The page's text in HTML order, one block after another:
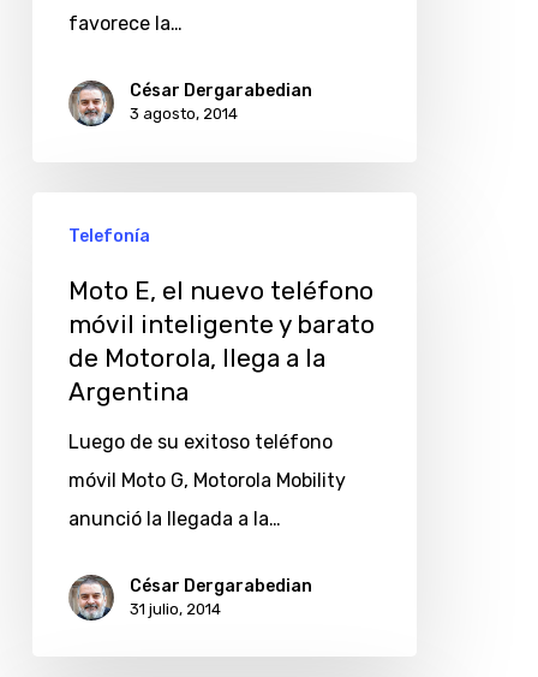
omega-favorece la…
César Dergarabedian
3 agosto, 2014
nuevo
teléfono
móvil
inteligente
barato
Motorola,
Telefonía
Moto E, el nuevo teléfono
móvil inteligente y barato
de Motorola, llega a la
Argentina
Luego de su exitoso teléfono
móvil Moto G, Motorola Mobility
anunció la llegada a la…
César Dergarabedian
31 julio, 2014